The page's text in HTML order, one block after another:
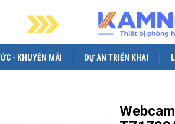
- KHUYẾN MÃI DỰ ÁN TRIỂN KHAI